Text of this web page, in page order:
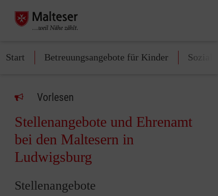
Start Betreuungsangebote für Kinder
Vorlesen
Stellenangebote und Ehrenamt
bei den Maltesern in
Ludwigsburg
Stellenangebote